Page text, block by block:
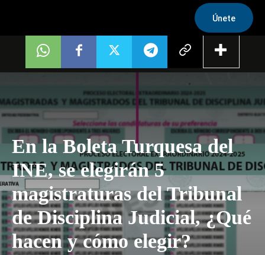
Únete
En la Boleta Turquesa del
INE, se elegirán 5
magistraturas del Tribunal
de Disciplina Judicial, ¿Qué
hacen y cómo elegir?